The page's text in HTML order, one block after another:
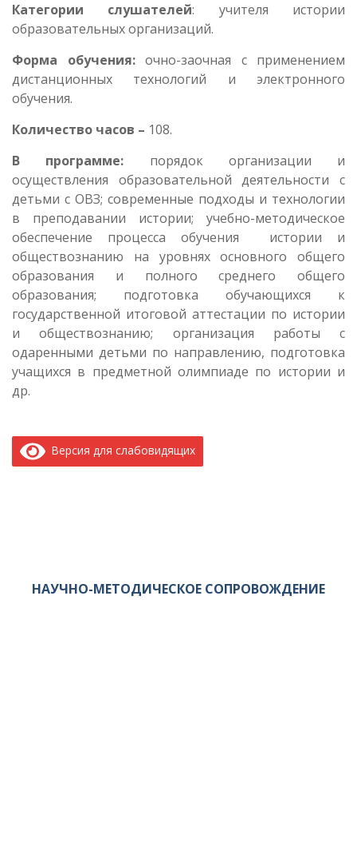
Категории слушателей: учителя истории
образовательных организаций.
Форма обучения: очно-заочная с применением
дистанционных технологий и электронного
обучения.
Количество часов – 108.
В программе: порядок организации и
осуществления образовательной деятельности с
детьми с ОВЗ; современные подходы и технологии
в преподавании истории; учебно-методическое
обеспечение процесса обучения истории и
обществознанию на уровнях основного общего
образования и полного среднего общего
образования; подготовка обучающихся к
государственной итоговой аттестации по истории
и обществознанию; организация работы с
одаренными детьми по направлению, подготовка
учащихся в предметной олимпиаде по истории и
др.
Версия для слабовидящих
НАУЧНО-МЕТОДИЧЕСКОЕ СОПРОВОЖДЕНИЕ